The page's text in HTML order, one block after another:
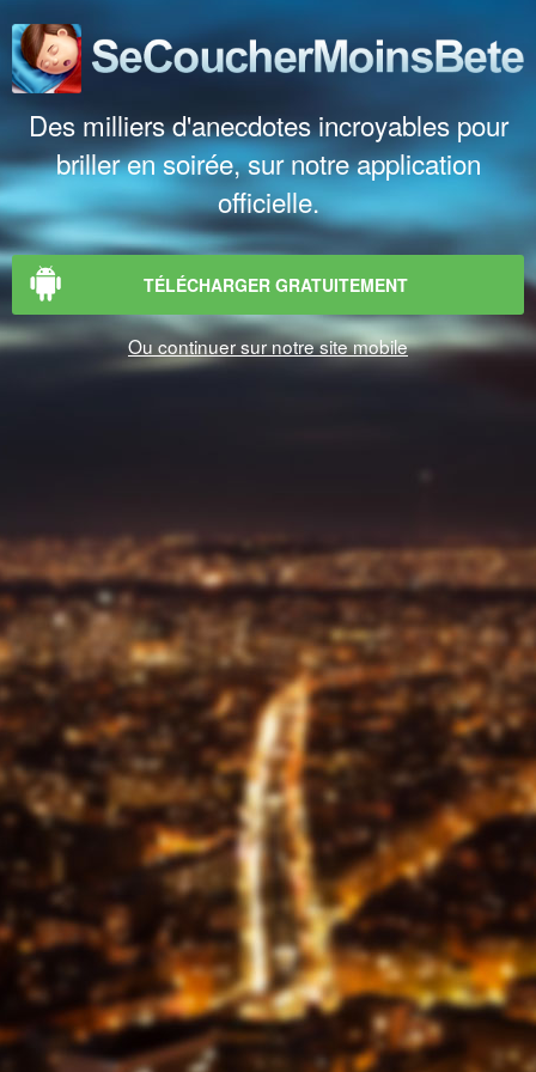
Des milliers d'anecdotes incroyables pour
briller en soirée, sur notre application
officielle.
TÉLÉCHARGER GRATUITEMENT
Ou continuer sur notre site mobile